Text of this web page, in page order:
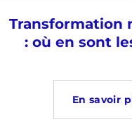
Transformation
: où en sont
En savoir